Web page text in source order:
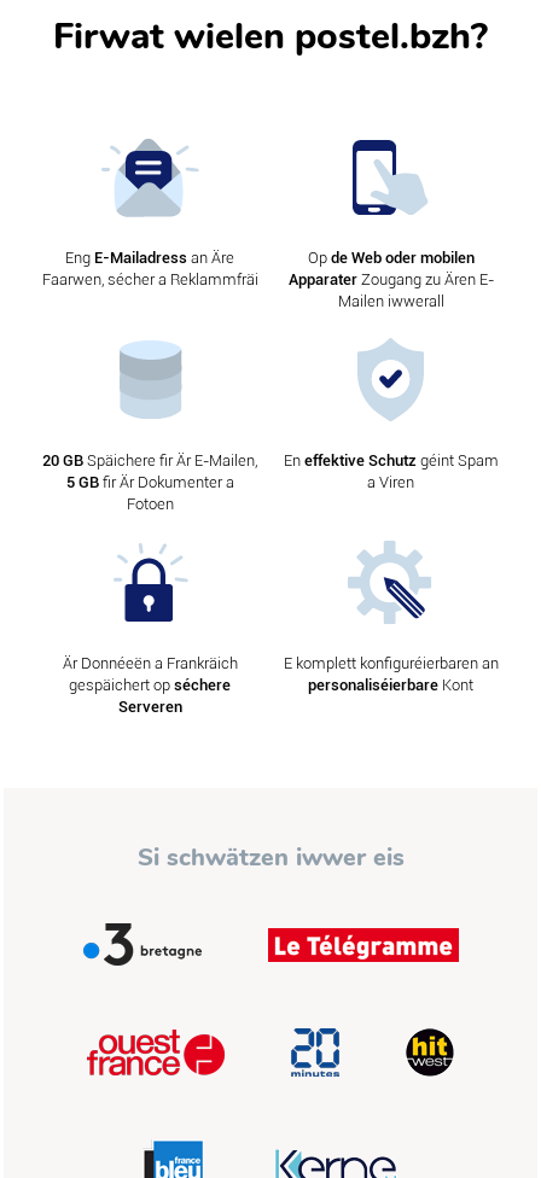
Firwat wielen postel.bzh?
Eng E-Mailadress an Äre
Faarwen, sécher a Reklammfräi
Op de Web oder mobilen
ApparaterZougang zu Ären E-
Mailen iwwerall
20 GB Späichere fir Är E-Mailen,
5 GBfir Är Dokumenter a
Fotoen
En effektive Schutzgéint Spam
a Viren
Är Donnéeën a Frankräich
gespäichert opséchere
Serveren
E komplett konfiguréierbaren an
personaliséierbare Kont
Si schwätzen iwwer eis